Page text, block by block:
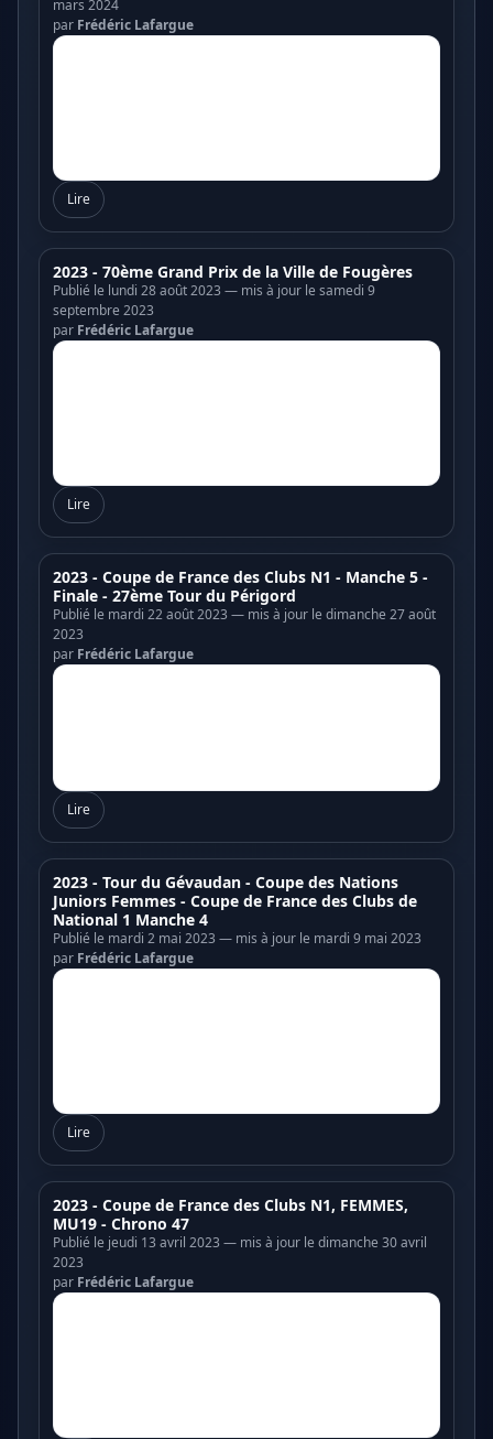
mars 2024
par Frédéric Lafargue
Lire
2023 - 70ème Grand Prix de la Ville de Fougères
Publié le lundi 28 août 2023 — mis à jour le samedi 9
septembre 2023
par Frédéric Lafargue
Lire
2023 - Coupe de France des Clubs N1 - Manche 5 -
Finale - 27ème Tour du Périgord
Publié le mardi 22 août 2023 — mis à jour le dimanche 27 août
2023
par Frédéric Lafargue
Lire
2023 - Tour du Gévaudan - Coupe des Nations
Juniors Femmes - Coupe de France des Clubs de
National 1 Manche 4
Publié le mardi 2 mai 2023 — mis à jour le mardi 9 mai 2023
par Frédéric Lafargue
Lire
2023 - Coupe de France des Clubs N1, FEMMES,
MU19 - Chrono 47
Publié le jeudi 13 avril 2023 — mis à jour le dimanche 30 avril
2023
par Frédéric Lafargue